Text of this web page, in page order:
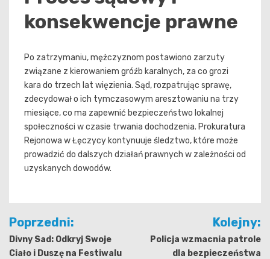
konsekwencje prawne
Po zatrzymaniu, mężczyznom postawiono zarzuty
związane z kierowaniem gróźb karalnych, za co grozi
kara do trzech lat więzienia. Sąd, rozpatrując sprawę,
zdecydował o ich tymczasowym aresztowaniu na trzy
miesiące, co ma zapewnić bezpieczeństwo lokalnej
społeczności w czasie trwania dochodzenia. Prokuratura
Rejonowa w Łęczycy kontynuuje śledztwo, które może
prowadzić do dalszych działań prawnych w zależności od
uzyskanych dowodów.
Nawigacja
wpisu
Poprzedni:
Divny Sad: Odkryj Swoje
Ciało i Duszę na Festiwalu
Kolejny:
Policja wzmacnia patrole
dla bezpieczeństwa